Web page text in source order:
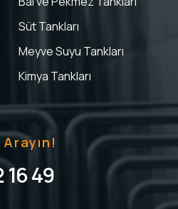
Süt Tankları
Meyve Suyu Tankları
Kimya Tankları
49